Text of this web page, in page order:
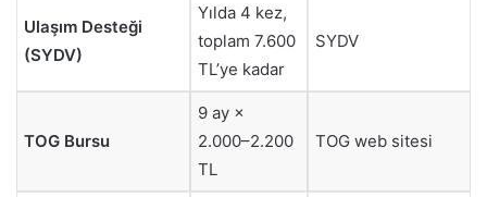
Ulaşım Desteği
(SYDV)
Yılda 4 kez,
toplam 7.600
TL’ye kadar
SYDV
TOG Bursu
9 ay ×
2.000–2.200
TL
TOG web sitesi